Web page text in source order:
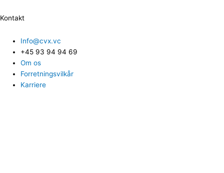
Kontakt
Info@cvx.vc
+45 93 94 94 69
Om os
Forretningsvilkår
Karriere